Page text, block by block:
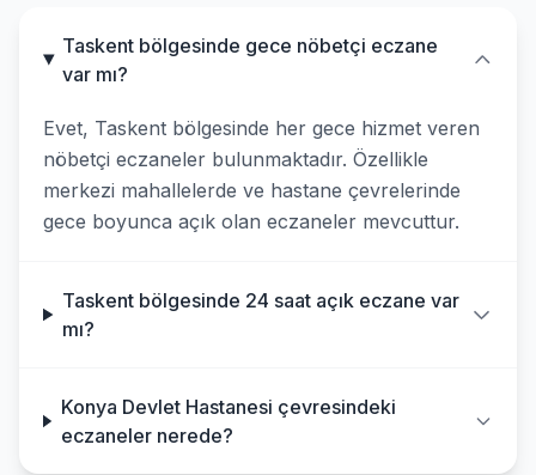
Taskent bölgesinde gece nöbetçi eczane
var mı?
Evet, Taskent bölgesinde her gece hizmet veren
nöbetçi eczaneler bulunmaktadır. Özellikle
merkezi mahallelerde ve hastane çevrelerinde
gece boyunca açık olan eczaneler mevcuttur.
Taskent bölgesinde 24 saat açık eczane var
mı?
Konya Devlet Hastanesi çevresindeki
eczaneler nerede?